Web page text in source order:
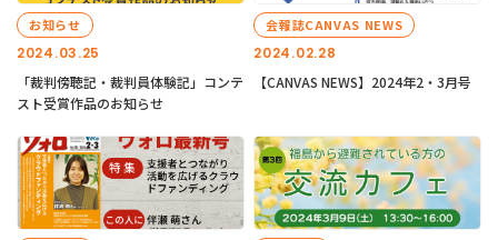
2024.03.25
お知らせ
「裁判傍聴記・裁判員体験記」コンテ
スト受賞作品のお知らせ
2024.02.28
会報誌CANVAS NEWS
【CANVAS NEWS】2024年2・3月号